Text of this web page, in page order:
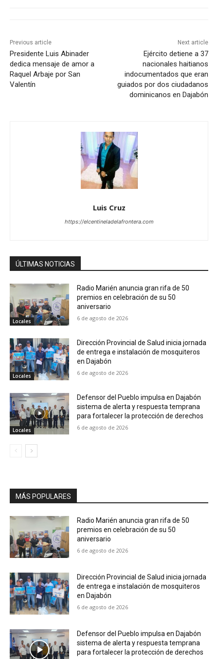
Previous article
Presidente Luis Abinader
dedica mensaje de amor a
Raquel Arbaje por San
Valentín
Next article
Ejército detiene a 37
nacionales haitianos
indocumentados que eran
guiados por dos ciudadanos
dominicanos en Dajabón
Luis Cruz
https://elcentineladelafrontera.com
ÚLTIMAS NOTICIAS
Locales
Radio Marién anuncia gran rifa de 50
premios en celebración de su 50
aniversario
6 de agosto de 2026
Locales
Dirección Provincial de Salud inicia jornada
de entrega e instalación de mosquiteros
en Dajabón
6 de agosto de 2026
Locales
Defensor del Pueblo impulsa en Dajabón
sistema de alerta y respuesta temprana
para fortalecer la protección de derechos
6 de agosto de 2026
MÁS POPULARES
Radio Marién anuncia gran rifa de 50
premios en celebración de su 50
aniversario
6 de agosto de 2026
Dirección Provincial de Salud inicia jornada
de entrega e instalación de mosquiteros
en Dajabón
6 de agosto de 2026
Defensor del Pueblo impulsa en Dajabón
sistema de alerta y respuesta temprana
para fortalecer la protección de derechos